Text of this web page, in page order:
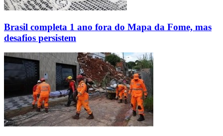
Brasil completa 1 ano fora do Mapa da Fome, mas
desafios persistem